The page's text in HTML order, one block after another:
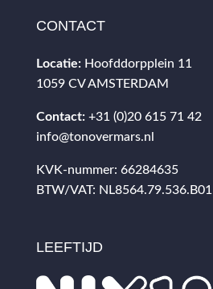
CONTACT
Locatie: Hoofddorpplein 11
1059 CV AMSTERDAM
Contact: +31 (0)20 615 71 42
info@tonovermars.nl
KVK-nummer: 66284635
BTW/VAT: NL8564.79.536.B01
LEEFTIJD